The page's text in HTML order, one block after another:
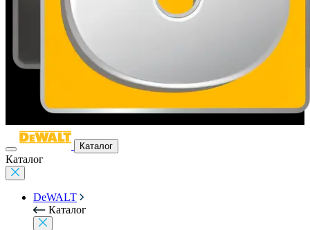
Каталог
Каталог
DeWALT
Каталог